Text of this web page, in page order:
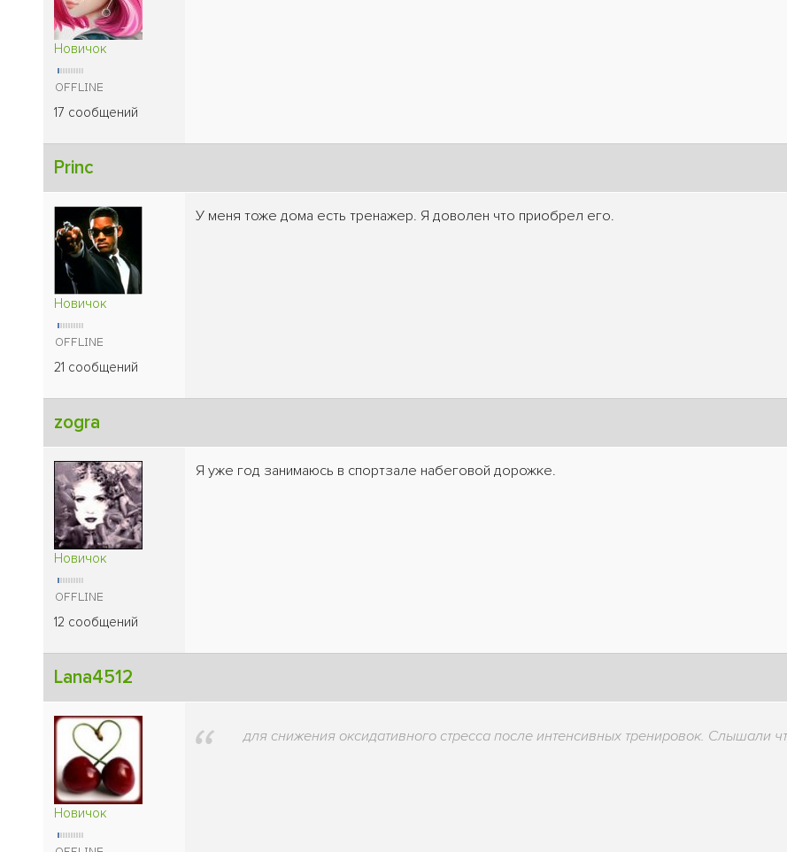
Новичок
17 сообщений
Princ
Новичок
21 сообщений
У меня тоже дома есть тренажер. Я доволен что приобрел его.
zogra
Новичок
12 сообщений
Я уже год занимаюсь в спортзале набеговой дорожке.
Lana4512
Новичок
для снижения оксидативного стресса после интенсивных тренировок. Слышали